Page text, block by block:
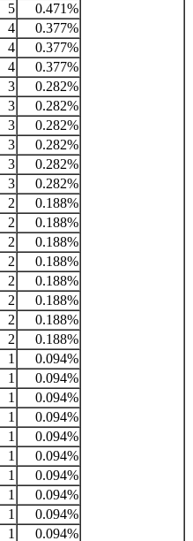
5
0.471%
4
0.377%
4
0.377%
4
0.377%
3
0.282%
3
0.282%
3
0.282%
3
0.282%
3
0.282%
3
0.282%
2
0.188%
2
0.188%
2
0.188%
2
0.188%
2
0.188%
2
0.188%
2
0.188%
2
0.188%
1
0.094%
1
0.094%
1
0.094%
1
0.094%
1
0.094%
1
0.094%
1
0.094%
1
0.094%
1
0.094%
1 0.094%